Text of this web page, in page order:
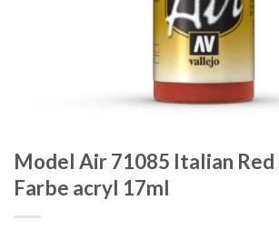
Model Air 71085 Italian
Farbe acryl 17ml